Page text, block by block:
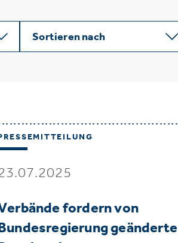
Sortieren nach
fordern von
geänderte